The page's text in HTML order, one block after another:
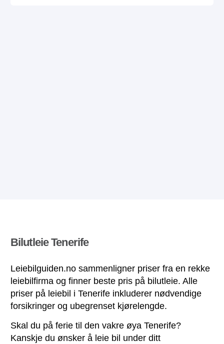
Bilutleie Tenerife
Leiebilguiden.no sammenligner priser fra en rekke
leiebilfirma og finner beste pris på bilutleie. Alle
priser på leiebil i Tenerife inkluderer nødvendige
forsikringer og ubegrenset kjørelengde.
Skal du på ferie til den vakre øya Tenerife?
Kanskje du ønsker å leie bil under ditt